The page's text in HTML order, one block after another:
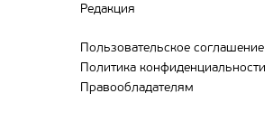
Редакция
Пользовательское соглашение
Политика конфиденциальности
Правообладателям